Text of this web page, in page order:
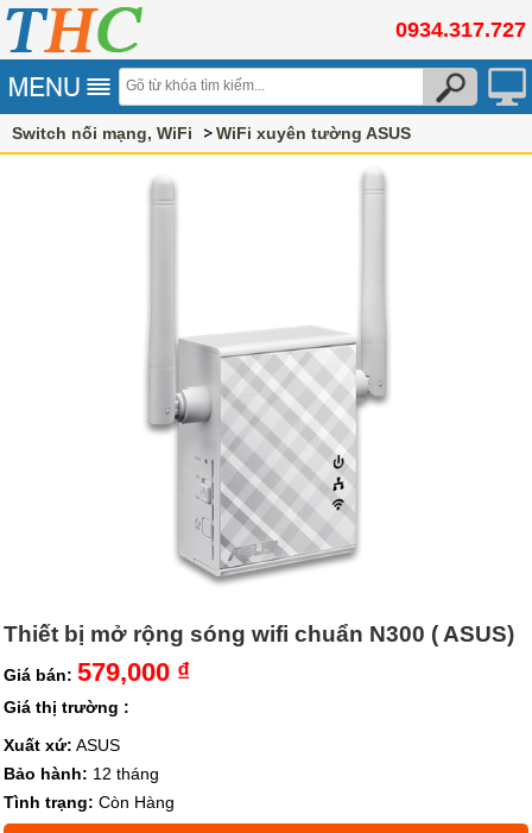
0934.317.727
Switch nối mạng, WiFi WiFi xuyên tường ASUS
Thiết bị mở rộng sóng wifi chuẩn N300 ( ASUS)
Giá bán: 579,000 ₫
Giá thị trường :
Xuất xứ: ASUS
Bảo hành: 12 tháng
Tình trạng: Còn Hàng